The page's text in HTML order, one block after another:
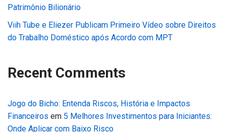
Patrimônio Bilionário
Viih Tube e Eliezer Publicam Primeiro Vídeo sobre Direitos
do Trabalho Doméstico após Acordo com MPT
Recent Comments
Jogo do Bicho: Entenda Riscos, História e Impactos
Financeiros em 5 Melhores Investimentos para Iniciantes:
Onde Aplicar com Baixo Risco